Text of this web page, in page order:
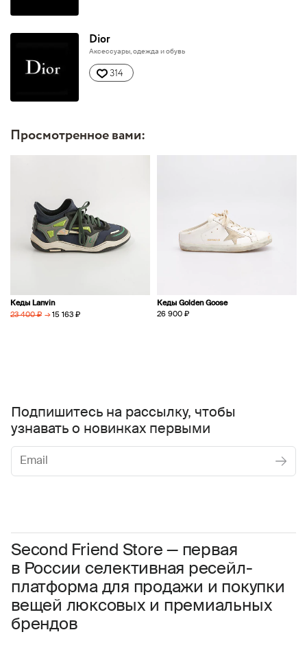
Dior
Аксессуары, одежда и обувь
314
Просмотренное вами:
Кеды Lanvin
23 400 ₽ → 15 163 ₽
Кеды Golden Goose
26 900 ₽
Second Friend Store — первая
в России селективная ресейл-
платформа для продажи и покупки
вещей люксовых и премиальных
брендов
Подпишитесь на рассылку, чтобы
узнавать о новинках первыми
Соглашаюсь с условиями Пользовательского соглашения
Даю согласие на получение рекламной информации.